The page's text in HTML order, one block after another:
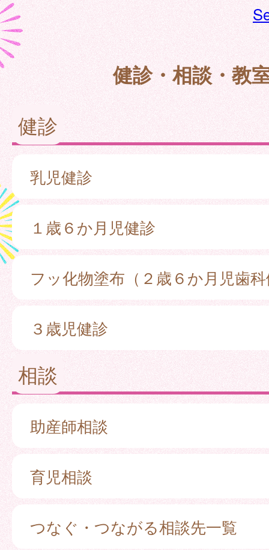
健診・相談・教
健診
乳児健診
１歳６か月児健診
フッ化物塗布（２歳６か月児歯
３歳児健診
相談
助産師相談
育児相談
つなぐ・つながる相談先一覧